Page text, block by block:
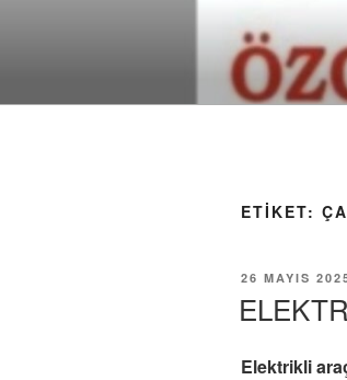
ETIKET:
YAYIM
26 MAYIS
Elektrikli